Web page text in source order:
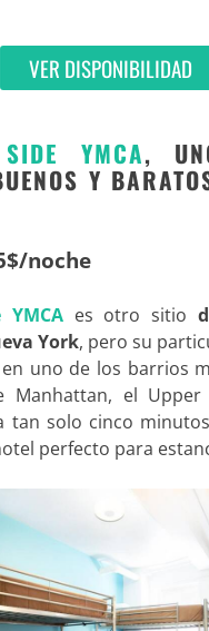
VER DISPONIBILIDAD
YMCA,
Y
noche
YMCA es otro sitio
York, pero su
uno de los barrios
Manhattan, el Upper
tan solo cinco
perfecto para